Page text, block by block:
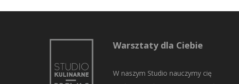
Warsztaty dla Ciebie
W naszym Studio nauczymy cię